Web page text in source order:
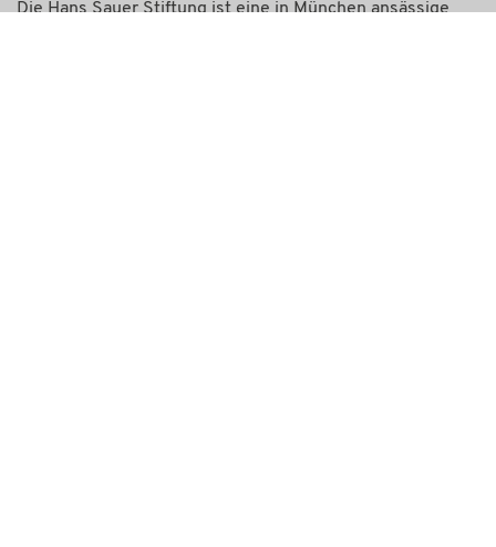
Die Hans Sauer Stiftung ist eine in München ansässige